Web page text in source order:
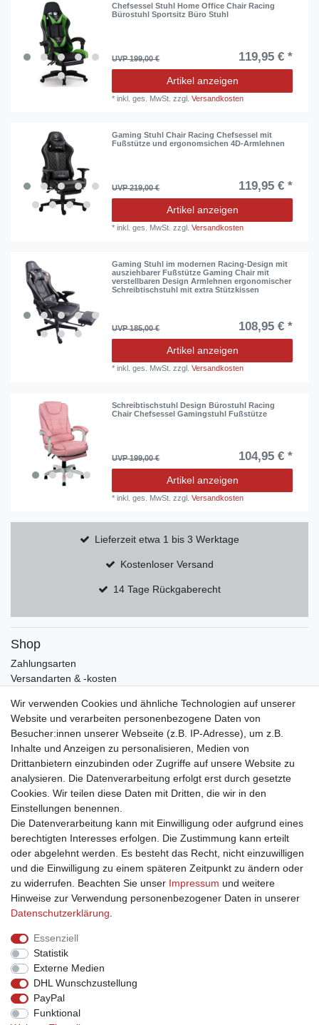
Chefsessel Stuhl Home Office Chair Racing
Bürostuhl Sportsitz Büro Stuhl
UVP 199,00 € 119,95 € *
Artikel anzeigen
*inkl. ges. MwSt. zzgl.Versandkosten
Gaming Stuhl Chair Racing Chefsessel mit
Fußstütze und ergonomsichen 4D-Armlehnen
UVP 219,00 € 119,95 € *
Artikel anzeigen
*inkl. ges. MwSt. zzgl.Versandkosten
Gaming Stuhl im modernen Racing-Design mit
ausziehbarer Fußstütze Gaming Chair mit
verstellbaren Design Armlehnen ergonomischer
Schreibtischstuhl mit extra Stützkissen
UVP 185,00 € 108,95 € *
Artikel anzeigen
*inkl. ges. MwSt. zzgl.Versandkosten
Schreibtischstuhl Design Bürostuhl Racing
Chair Chefsessel Gamingstuhl Fußstütze
UVP 199,00 € 104,95 € *
Artikel anzeigen
*inkl. ges. MwSt. zzgl.Versandkosten
Lieferzeit etwa 1 bis 3 Werktage
Kostenloser Versand
14 Tage Rückgaberecht
Shop
Zahlungsarten
Versandarten & -kosten
Warenkorb
Zur Kasse
Mein Konto
Registrieren
Anmelden
Unternehmen
Kontakt
Datenschutzerklärung
AGB
Impressum
Ja, ich möchte über aktuelle Angebote informiert werden!
Hiermit bestätige ich, dass ich die
Einwilligung kann ich jederzeit widerrufen.**
Wir verwenden Cookies und ähnliche Technologien auf unserer
Website und verarbeiten personenbezogene Daten von
Besucher:innen unserer Webseite (z.B. IP-Adresse), um z.B.
Inhalte und Anzeigen zu personalisieren, Medien von
Drittanbietern einzubinden oder Zugriffe auf unsere Website zu
analysieren. Die Datenverarbeitung erfolgt erst durch gesetzte
Cookies. Wir teilen diese Daten mit Dritten, die wir in den
Einstellungen benennen.
Die Datenverarbeitung kann mit Einwilligung oder aufgrund eines
berechtigten Interesses erfolgen. Die Zustimmung kann erteilt
oder abgelehnt werden. Es besteht das Recht, nicht einzuwilligen
und die Einwilligung zu einem späteren Zeitpunkt zu ändern oder
zu widerrufen. Beachten Sie unser Impressum und weitere
Hinweise zur Verwendung personenbezogener Daten in unserer
Daten­schutz­erklärung
Essenziell
Statistik
Externe Medien
DHL Wunschzustellung
PayPal
Funktional